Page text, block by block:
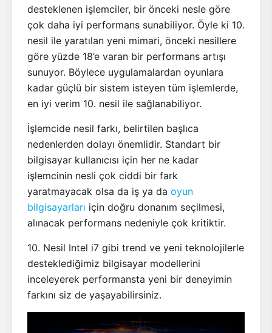
desteklenen işlemciler, bir önceki nesle göre
çok daha iyi performans sunabiliyor. Öyle ki 10.
nesil ile yaratılan yeni mimari, önceki nesillere
göre yüzde 18’e varan bir performans artışı
sunuyor. Böylece uygulamalardan oyunlara
kadar güçlü bir sistem isteyen tüm işlemlerde,
en iyi verim 10. nesil ile sağlanabiliyor.
İşlemcide nesil farkı, belirtilen başlıca
nedenlerden dolayı önemlidir. Standart bir
bilgisayar kullanıcısı için her ne kadar
işlemcinin nesli çok ciddi bir fark
yaratmayacak olsa da iş ya da oyun
bilgisayarları için doğru donanım seçilmesi,
alınacak performans nedeniyle çok kritiktir.
10. Nesil Intel i7 gibi trend ve yeni teknolojilerle
desteklediğimiz bilgisayar modellerini
inceleyerek performansta yeni bir deneyimin
farkını siz de yaşayabilirsiniz.